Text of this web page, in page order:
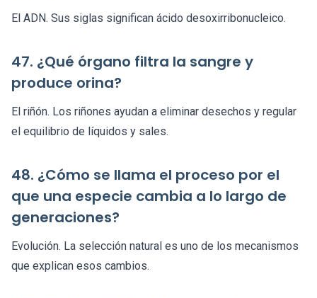
El ADN. Sus siglas significan ácido desoxirribonucleico.
47. ¿Qué órgano filtra la sangre y
produce orina?
El riñón. Los riñones ayudan a eliminar desechos y regular
el equilibrio de líquidos y sales.
48. ¿Cómo se llama el proceso por el
que una especie cambia a lo largo de
generaciones?
Evolución. La selección natural es uno de los mecanismos
que explican esos cambios.